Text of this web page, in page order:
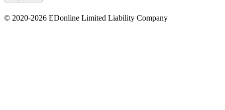
© 2020-2026 EDonline Limited Liability Company